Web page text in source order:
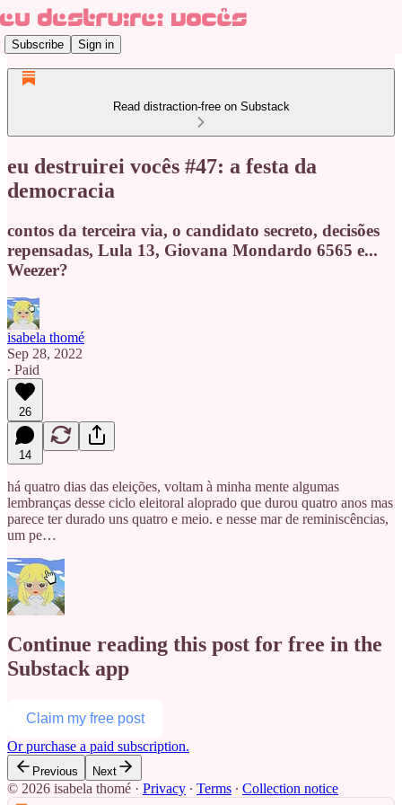
Subscribe Sign in
Read distraction-free on Substack
eu destruirei vocês #47: a festa da
democracia
contos da terceira via, o candidato secreto, decisões
repensadas, Lula 13, Giovana Mondardo 6565 e...
Weezer?
isabela thomé
Sep 28, 2022
∙ Paid
26
14
há quatro dias das eleições, voltam à minha mente algumas
lembranças desse ciclo eleitoral aloprado que durou quatro anos mas
parece ter durado uns quatro e meio. e nesse mar de reminiscências,
um pe…
Continue reading this post for free in the
Substack app
Claim my free post
Or purchase a paid subscription.
Previous Next
© 2026 isabela thomé · Privacy ∙ Terms ∙ Collection notice